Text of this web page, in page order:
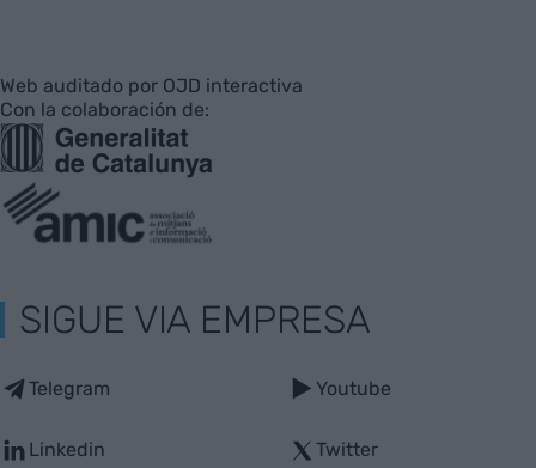
Web auditado por OJD interactiva
Con la colaboración de:
SIGUE VIA EMPRESA
Telegram
Linkedin
Youtube
Twitter